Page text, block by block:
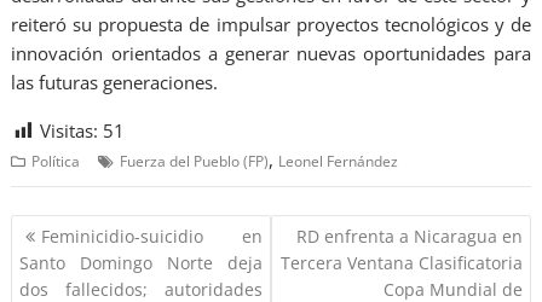
reiteró su propuesta de impulsar proyectos tecnológicos y de
innovación orientados a generar nuevas oportunidades para
las futuras generaciones.
Visitas: 51
Política Fuerza del Pueblo (FP), Leonel Fernández
Feminicidio-suicidio en
Santo Domingo Norte deja
dos fallecidos; autoridades
RD enfrenta a Nicaragua en
Tercera Ventana Clasificatoria
Copa Mundial de